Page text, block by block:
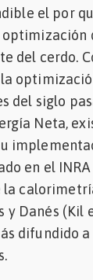
el por
del cerdo.
del siglo
Neta,
en el
la
y Danés (Kil
difundido